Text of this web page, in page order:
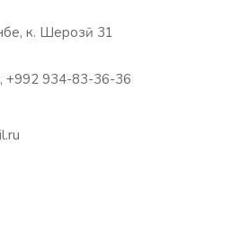
к. Шерозӣ 31
934-83-36-36